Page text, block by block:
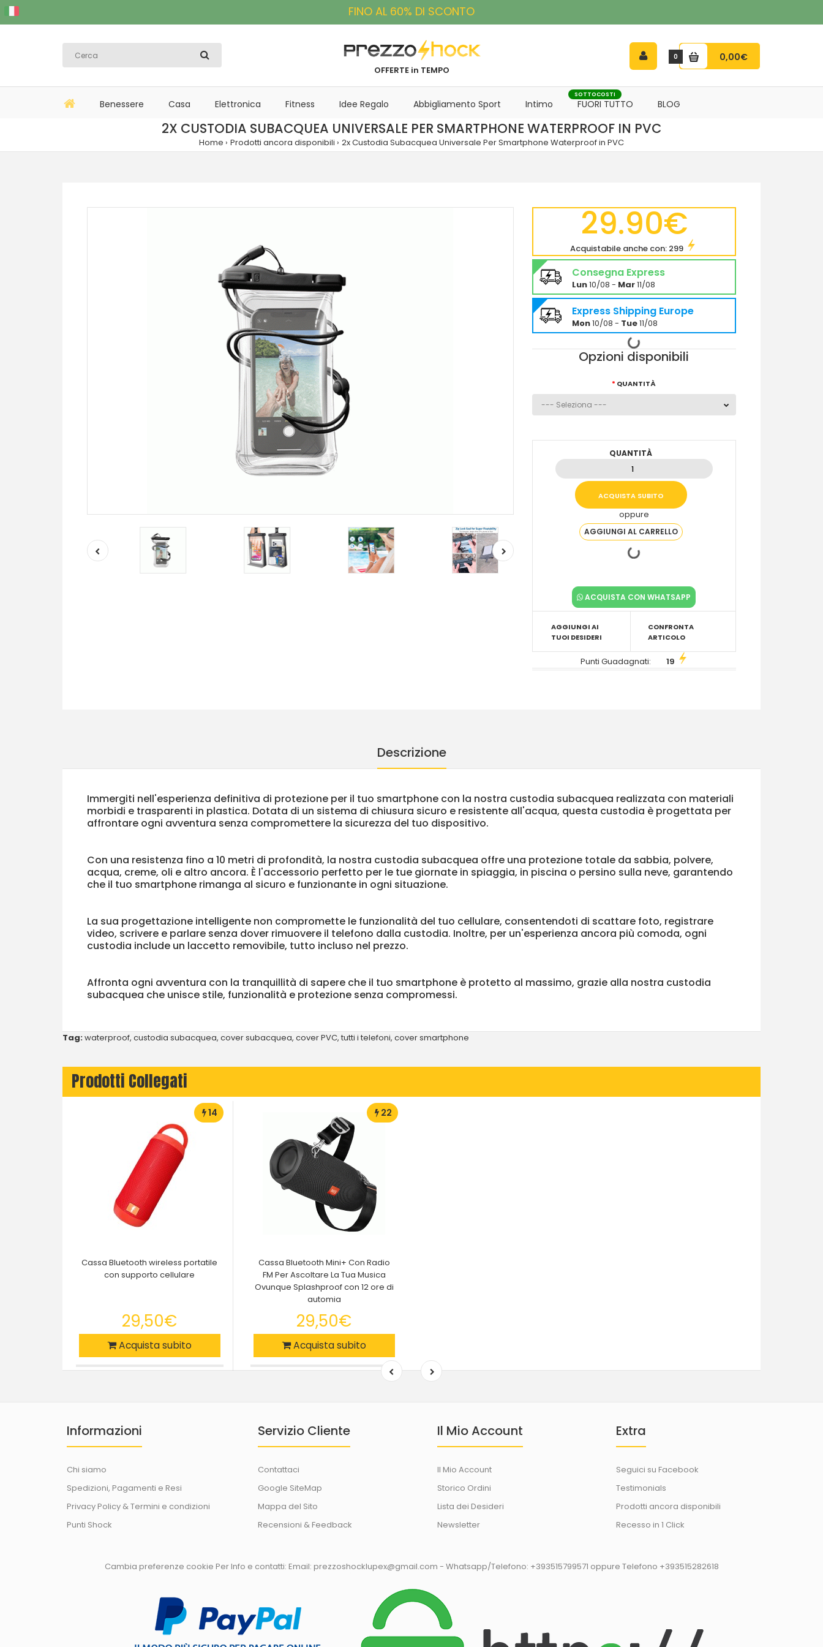
FINO AL 60% DI SCONTO
OFFERTE in TEMPO
0 0,00€
Benessere Casa Elettronica Fitness Idee Regalo Abbigliamento Sport Intimo FUORI TUTTO
SOTTOCOSTI
BLOG
2X CUSTODIA SUBACQUEA UNIVERSALE PER SMARTPHONE WATERPROOF IN PVC
Home Prodotti ancora disponibili 2x Custodia Subacquea Universale Per Smartphone Waterproof in PVC
29.90€
Acquistabile anche con: 299
Consegna Express
Lun10/08 - Mar11/08
Express Shipping Europe
Mon10/08 - Tue11/08
Opzioni disponibili
QUANTITÀ
QUANTITÀ
oppure
ACQUISTA CON WHATSAPP
AGGIUNGI AI
TUOI DESIDERI
CONFRONTA
ARTICOLO
Punti Guadagnati: 19
Descrizione
Immergiti nell'esperienza definitiva di protezione per il tuo smartphone con la nostra custodia subacquea realizzata con materiali
morbidi e trasparenti in plastica. Dotata di un sistema di chiusura sicuro e resistente all'acqua, questa custodia è progettata per
affrontare ogni avventura senza compromettere la sicurezza del tuo dispositivo.
Con una resistenza fino a 10 metri di profondità, la nostra custodia subacquea offre una protezione totale da sabbia, polvere,
acqua, creme, oli e altro ancora. È l'accessorio perfetto per le tue giornate in spiaggia, in piscina o persino sulla neve, garantendo
che il tuo smartphone rimanga al sicuro e funzionante in ogni situazione.
La sua progettazione intelligente non compromette le funzionalità del tuo cellulare, consentendoti di scattare foto, registrare
video, scrivere e parlare senza dover rimuovere il telefono dalla custodia. Inoltre, per un'esperienza ancora più comoda, ogni
custodia include un laccetto removibile, tutto incluso nel prezzo.
Affronta ogni avventura con la tranquillità di sapere che il tuo smartphone è protetto al massimo, grazie alla nostra custodia
subacquea che unisce stile, funzionalità e protezione senza compromessi.
Tag:waterproof, custodia subacquea, cover subacquea, cover PVC, tutti i telefoni, cover smartphone
Prodotti Collegati
14
Cassa Bluetooth wireless portatile
con supporto cellulare
29,50€
Acquista subito
22
Cassa Bluetooth Mini+ Con Radio
FM Per Ascoltare La Tua Musica
Ovunque Splashproof con 12 ore di
automia
29,50€
Acquista subito
Informazioni
Chi siamo
Spedizioni, Pagamenti e Resi
Privacy Policy & Termini e condizioni
Punti Shock
Servizio Cliente
Contattaci
Google SiteMap
Mappa del Sito
Recensioni & Feedback
Il Mio Account
Il Mio Account
Storico Ordini
Lista dei Desideri
Newsletter
Extra
Seguici su Facebook
Testimonials
Prodotti ancora disponibili
Recesso in 1 Click
Cambia preferenze cookie Per Info e contatti: Email: prezzoshocklupex@gmail.com - Whatsapp/Telefono: +393515799571 oppure Telefono +393515282618